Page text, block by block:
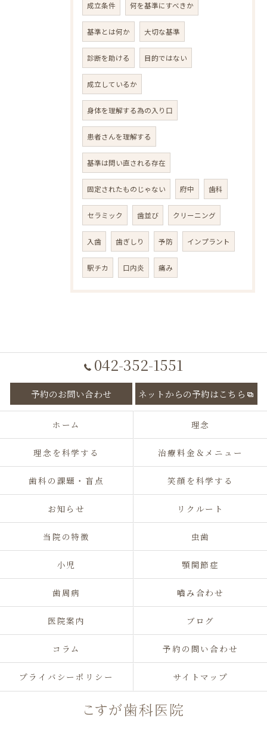
成立条件 何を基準にすべきか
基準とは何か 大切な基準
診断を助ける 目的ではない
成立しているか
身体を理解する為の入り口
患者さんを理解する
基準は問い直される存在
固定されたものじゃない 府中 歯科
セラミック 歯並び クリーニング
入歯 歯ぎしり 予防 インプラント
駅チカ 口内炎 痛み
042-352-1551
予約のお問い合わせ ネットからの予約はこちら
ホーム 理念
理念を科学する 治療料金＆メニュー
歯科の課題・盲点 笑顔を科学する
お知らせ リクルート
当院の特徴 虫歯
小児 顎関節症
歯周病 嚙み合わせ
医院案内 ブログ
コラム 予約の問い合わせ
プライバシーポリシー サイトマップ